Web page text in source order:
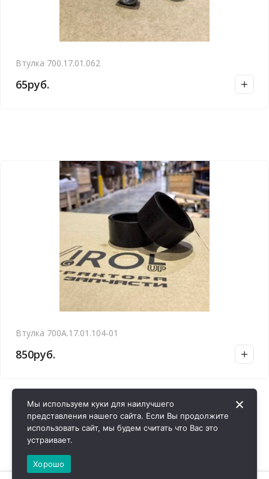
Втулка 700.17.01.062
65руб.
Втулка 700А.17.01.104-01
850руб.
Мы используем куки для наилучшего
представления нашего сайта. Если Вы продолжите
использовать сайт, мы будем считать что Вас это
устраивает.
Хорошо